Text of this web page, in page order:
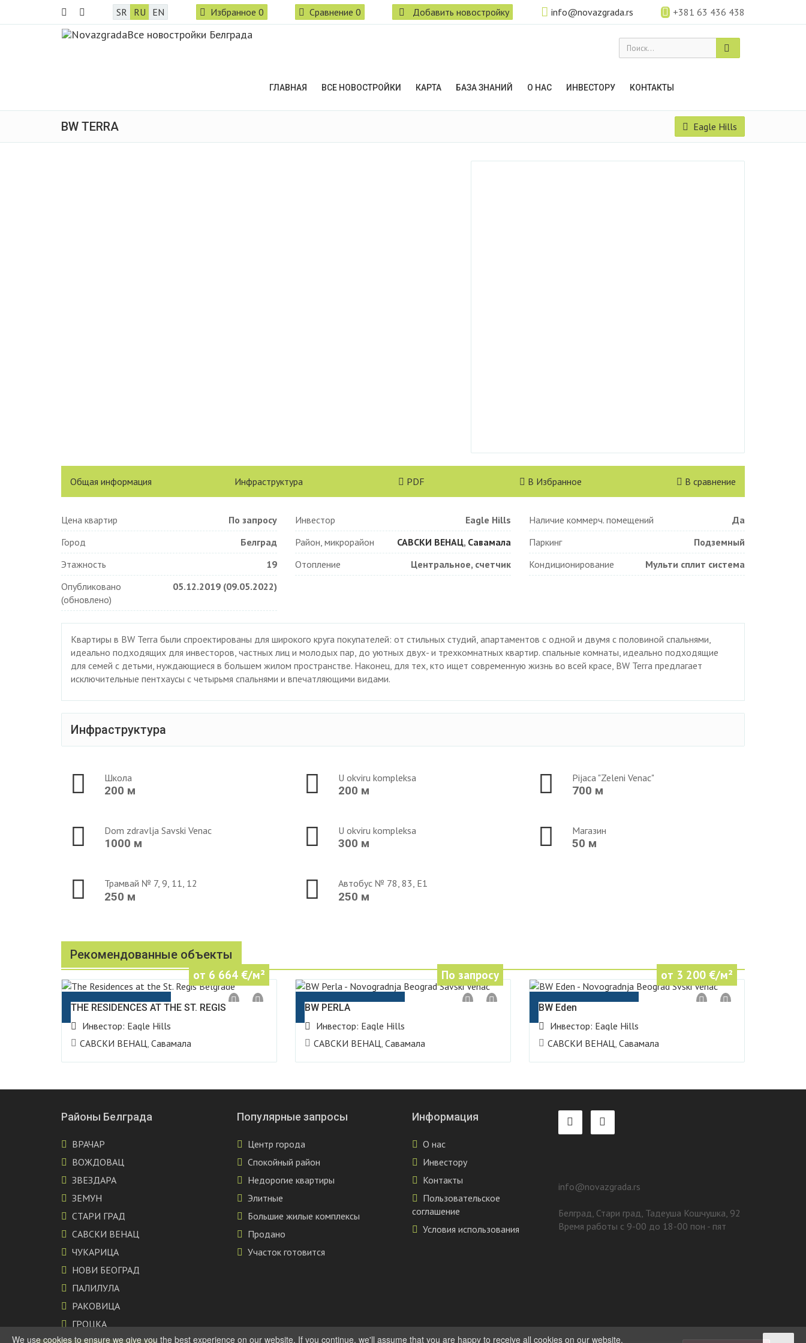
SR RU EN Избранное 0 Сравнение 0 Добавить новостройку info@novazgrada.rs +381 63 436 438
Поиск...
ГЛАВНАЯ ВСЕ НОВОСТРОЙКИ КАРТА БАЗА ЗНАНИЙ О НАС ИНВЕСТОРУ КОНТАКТЫ
BW TERRA Eagle Hills
Общая информация Инфраструктура PDF В Избранное В сравнение
Цена квартир По запросу Инвестор Eagle Hills Наличие коммерч. помещений
Да
Город
Белград Район, микрорайон САВСКИ ВЕНАЦ, Савамала Паркинг
Подземный
Этажность
19 Отопление Центральное, счетчик Кондиционирование
Мульти сплит система
Опубликовано
(обновлено)
05.12.2019 (09.05.2022)
Квартиры в BW Terra были спроектированы для широкого круга покупателей: от стильных студий, апартаментов с одной и двумя с половиной спальнями,
идеально подходящих для инвесторов, частных лиц и молодых пар, до уютных двух- и трехкомнатных квартир. спальные комнаты, идеально подходящие
для семей с детьми, нуждающиеся в большем жилом пространстве. Наконец, для тех, кто ищет современную жизнь во всей красе, BW Terra предлагает
исключительные пентхаусы с четырьмя спальнями и впечатляющими видами.
Инфраструктура
Школа
200 м
U okviru kompleksa
200 м
Pijaca "Zeleni Venac"
700 м
Dom zdravlja Savski Venac
1000 м
U okviru kompleksa
300 м
Магазин
50 м
Трамвай № 7, 9, 11, 12
250 м
Автобус № 78, 83, E1
250 м
Рекомендованные объекты
Belgrade Waterfront
от 6 664 €/м²
THE RESIDENCES AT THE ST. REGIS
Инвестор: Eagle Hills
САВСКИ ВЕНАЦ, Савамала
Belgrade Waterfront
По запросу
BW PERLA
Инвестор: Eagle Hills
САВСКИ ВЕНАЦ, Савамала
Belgrade Waterfront
от 3 200 €/м²
BW Eden
Инвестор: Eagle Hills
САВСКИ ВЕНАЦ, Савамала
Районы Белграда
ВРАЧАР
ВОЖДОВАЦ
ЗВЕЗДАРА
ЗЕМУН
СТАРИ ГРАД
САВСКИ ВЕНАЦ
ЧУКАРИЦА
НОВИ БЕОГРАД
ПАЛИЛУЛА
РАКОВИЦА
ГРОЦКА
Популярные запросы
Центр города
Спокойный район
Недорогие квартиры
Элитные
Большие жилые комплексы
Продано
Участок готовится
Информация
О нас
Инвестору
Контакты
Пользовательское
соглашение
Условия использования
info@novazgrada.rs
Белград, Стари град, Тадеуша Кошчушка, 92
Время работы с 9-00 до 18-00 пон - пят
We use cookies to ensure we give you the best experience on our website. If you continue, we'll assume that you are happy to receive all cookies on our website.